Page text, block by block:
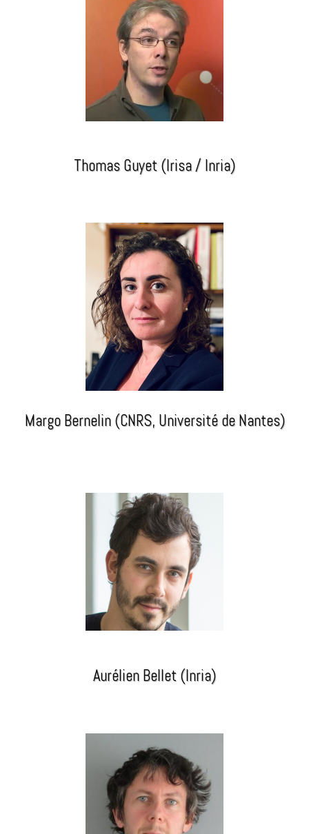
Thomas Guyet (Irisa / Inria)
Margo Bernelin (CNRS, Université de Nantes)
Aurélien Bellet (Inria)